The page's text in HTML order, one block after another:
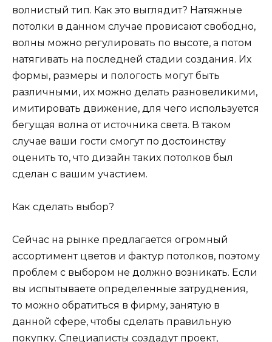
волнистый тип. Как это выглядит? Натяжные
потолки в данном случае провисают свободно,
волны можно регулировать по высоте, а потом
натягивать на последней стадии создания. Их
формы, размеры и пологость могут быть
различными, их можно делать разновеликими,
имитировать движение, для чего используется
бегущая волна от источника света. В таком
случае ваши гости смогут по достоинству
оценить то, что дизайн таких потолков был
сделан с вашим участием.
Как сделать выбор?
Сейчас на рынке предлагается огромный
ассортимент цветов и фактур потолков, поэтому
проблем с выбором не должно возникать. Если
вы испытываете определенные затруднения,
то можно обратиться в фирму, занятую в
данной сфере, чтобы сделать правильную
покупку. Специалисты создадут проект,